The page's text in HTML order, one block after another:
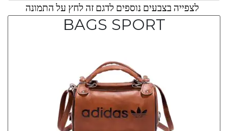
לצפייה בצבעים נוספים לדגם זה לחץ על התמונה
BAGS SPORT